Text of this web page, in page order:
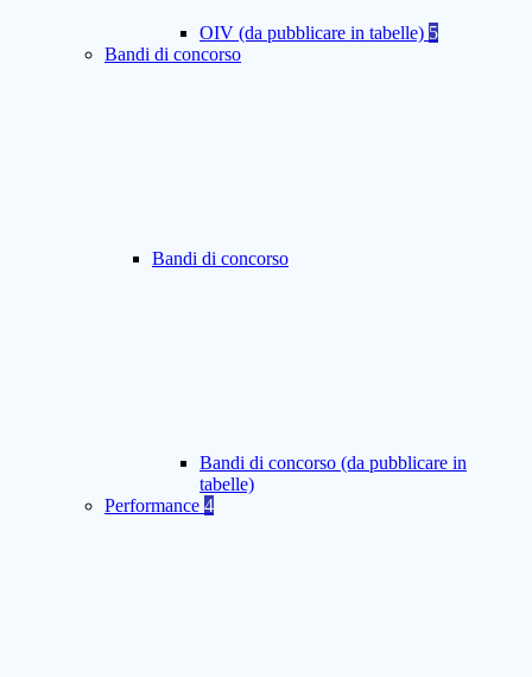
OIV (da pubblicare in tabelle) 5
Bandi di concorso
Bandi di concorso
Bandi di concorso (da pubblicare in
tabelle)
Performance 4